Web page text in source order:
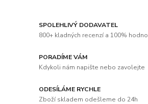
SPOLEHLIVÝ DODAVATEL
800+ kladných recenzí a 100%
PORADÍME VÁM
Kdykoli nám napište nebo zavolejte
ODESÍLÁME RYCHLE
Zboží skladem odešleme do 24h